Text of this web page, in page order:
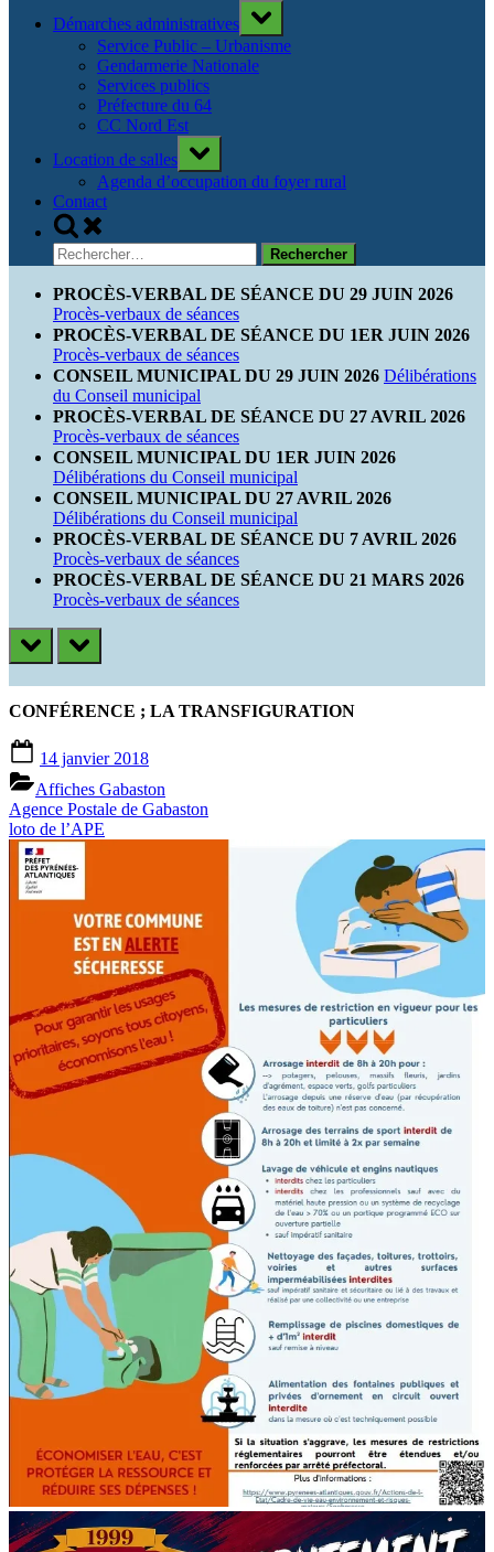
Démarches administratives
Toggle
sub-
menu
Service Public – Urbanisme
Gendarmerie Nationale
Services publics
Préfecture du 64
CC Nord Est
Location de salles
Toggle
sub-
menu
Agenda d’occupation du foyer rural
Contact
Toggle
search
form
Rechercher :
PROCÈS-VERBAL DE SÉANCE DU 29 JUIN 2026
Procès-verbaux de séances
PROCÈS-VERBAL DE SÉANCE DU 1ER JUIN 2026
Procès-verbaux de séances
CONSEIL MUNICIPAL DU 29 JUIN 2026 Délibérations
du Conseil municipal
PROCÈS-VERBAL DE SÉANCE DU 27 AVRIL 2026
Procès-verbaux de séances
CONSEIL MUNICIPAL DU 1ER JUIN 2026
Délibérations du Conseil municipal
CONSEIL MUNICIPAL DU 27 AVRIL 2026
Délibérations du Conseil municipal
PROCÈS-VERBAL DE SÉANCE DU 7 AVRIL 2026
Procès-verbaux de séances
PROCÈS-VERBAL DE SÉANCE DU 21 MARS 2026
Procès-verbaux de séances
prev next
CONFÉRENCE ; LA TRANSFIGURATION
on
14 janvier 2018
Affiches Gabaston
Navigation
de
l’article
Previous
Post:
Agence Postale de Gabaston
Next
Post:
loto de l’APE